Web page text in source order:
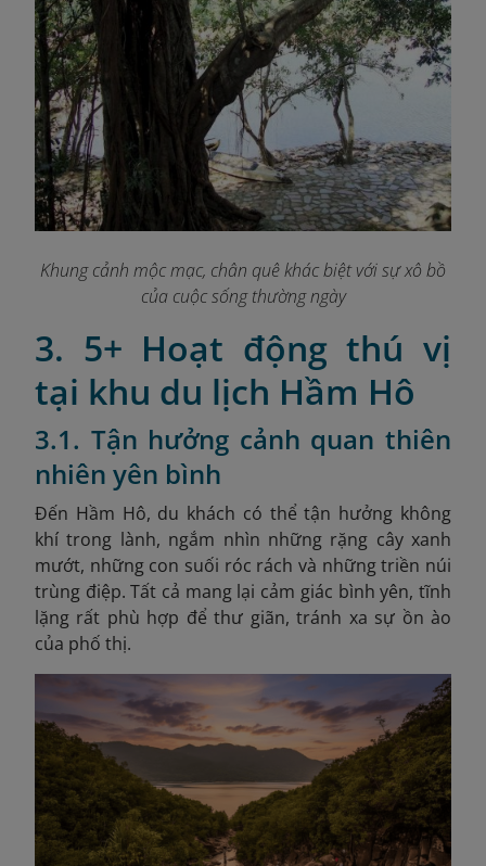
Khung cảnh mộc mạc, chân quê khác biệt với sự xô bồ
của cuộc sống thường ngày
3. 5+ Hoạt động thú vị
tại khu du lịch Hầm Hô
3.1. Tận hưởng cảnh quan thiên
nhiên yên bình
Đến Hầm Hô, du khách có thể tận hưởng không
khí trong lành, ngắm nhìn những rặng cây xanh
mướt, những con suối róc rách và những triền núi
trùng điệp. Tất cả mang lại cảm giác bình yên, tĩnh
lặng rất phù hợp để thư giãn, tránh xa sự ồn ào
của phố thị.